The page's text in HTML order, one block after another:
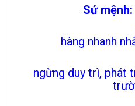
Sứ
- Phục
hàng nhanh
-
ngừng duy trì, phát